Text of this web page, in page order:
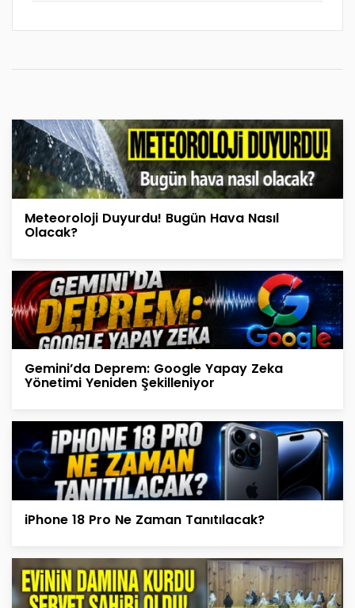
Meteoroloji Duyurdu! Bugün Hava Nasıl
Olacak?
Gemini’da Deprem: Google Yapay Zeka
Yönetimi Yeniden Şekilleniyor
iPhone 18 Pro Ne Zaman Tanıtılacak?